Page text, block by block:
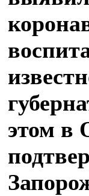
этом в